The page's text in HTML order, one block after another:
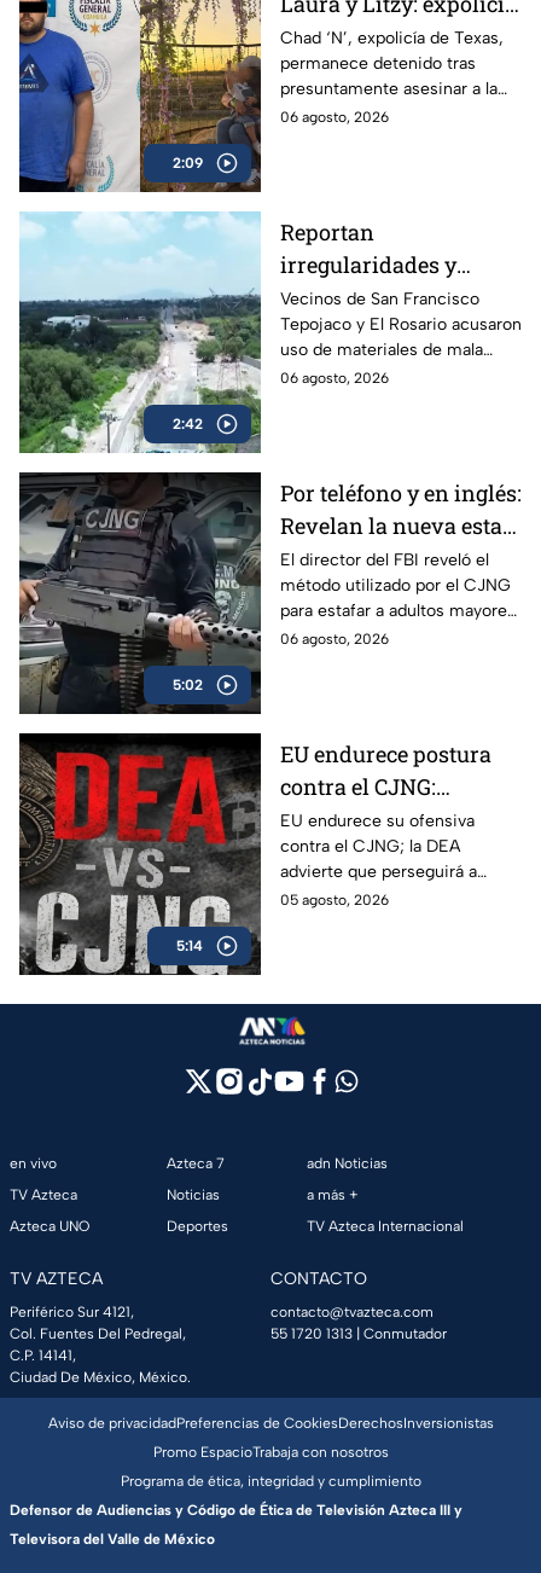
2:09
de Texas permanece
detenido por
multihomicidio en
Saltillo
Chad ‘N’, expolicía de Texas,
permanece detenido tras
presuntamente asesinar a la
familia de su expareja en
06 agosto, 2026
2:42
Reportan
irregularidades y
posible desvío de
recursos en obras
viales de Cuautitlán
Izcalli, Edomex
Vecinos de San Francisco
Tepojaco y El Rosario acusaron
uso de materiales de mala
calidad en una obra de 23
06 agosto, 2026
5:02
Por teléfono y en inglés:
Revelan la nueva estafa
del CJNG a adultos
mayores de Estados
Unidos
El director del FBI reveló el
método utilizado por el CJNG
para estafar a adultos mayores
de Estados Unidos desde
06 agosto, 2026
5:14
EU endurece postura
contra el CJNG:
advierte que también
irá por políticos que
protejan al cártel
EU endurece su ofensiva
contra el CJNG; la DEA
advierte que perseguirá a
políticos que protejan al cártel
05 agosto, 2026
en vivo
TV Azteca
Azteca UNO
Azteca 7
Noticias
Deportes
adn Noticias
a más +
TV Azteca Internacional
TV AZTECA
Periférico Sur 4121,
Col. Fuentes Del Pedregal,
C.P. 14141,
Ciudad De México, México.
CONTACTO
contacto@tvazteca.com
55 1720 1313 | Conmutador
Aviso de privacidadPreferencias de CookiesDerechosInversionistas
Promo EspacioTrabaja con nosotros
Programa de ética, integridad y cumplimiento
Defensor de Audiencias y Código de Ética de Televisión Azteca III y
Televisora del Valle de México